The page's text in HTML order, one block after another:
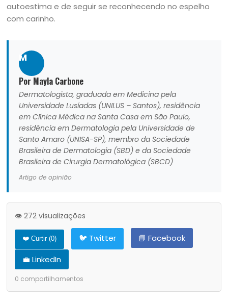
autoestima e de seguir se reconhecendo no espelho
com carinho.
M
Por Mayla Carbone
Dermatologista, graduada em Medicina pela
Universidade Lusíadas (UNILUS – Santos), residência
em Clínica Médica na Santa Casa em São Paulo,
residência em Dermatologia pela Universidade de
Santo Amaro (UNISA-SP), membro da Sociedade
Brasileira de Dermatologia (SBD) e da Sociedade
Brasileira de Cirurgia Dermatológica (SBCD)
Artigo de opinião
👁️ 272 visualizações
❤️ Curtir (0) 🐦 Twitter
📘 Facebook
💼 LinkedIn
0 compartilhamentos